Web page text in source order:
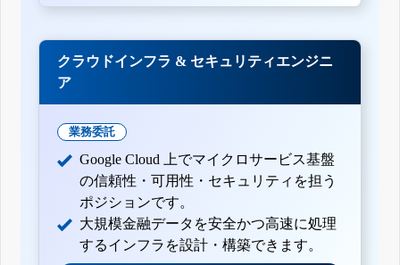
クラウドインフラ & セキュリティエンジニ
ア
業務委託
Google Cloud 上でマイクロサービス基盤
の信頼性・可用性・セキュリティを担う
ポジションです。
大規模金融データを安全かつ高速に処理
するインフラを設計・構築できます。